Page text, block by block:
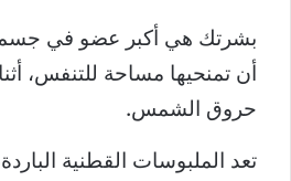
بشرتك هي أكبر عضو في
أن تمنحيها مساحة للتنفس،
حروق الشمس.
تعد الملبوسات القطنية